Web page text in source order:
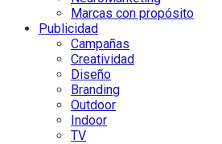
Marcas con propósito
Publicidad
Campañas
Creatividad
Diseño
Branding
Outdoor
Indoor
TV